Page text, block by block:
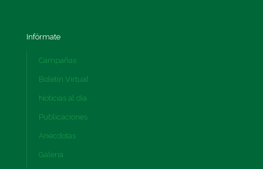
Infórmate
Campañas
Boletín Virtual
Noticias al día
Publicaciones
Anécdotas
Galería